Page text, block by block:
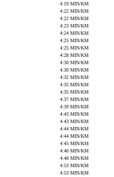
4:19 MIN/KM
4:22 MIN/KM
4:22 MIN/KM
4:23 MIN/KM
4:24 MIN/KM
4:25 MIN/KM
4:25 MIN/KM
4:28 MIN/KM
4:30 MIN/KM
4:30 MIN/KM
4:32 MIN/KM
4:35 MIN/KM
4:35 MIN/KM
4:37 MIN/KM
4:39 MIN/KM
4:43 MIN/KM
4:43 MIN/KM
4:44 MIN/KM
4:44 MIN/KM
4:45 MIN/KM
4:46 MIN/KM
4:48 MIN/KM
4:53 MIN/KM
4:53 MIN/KM